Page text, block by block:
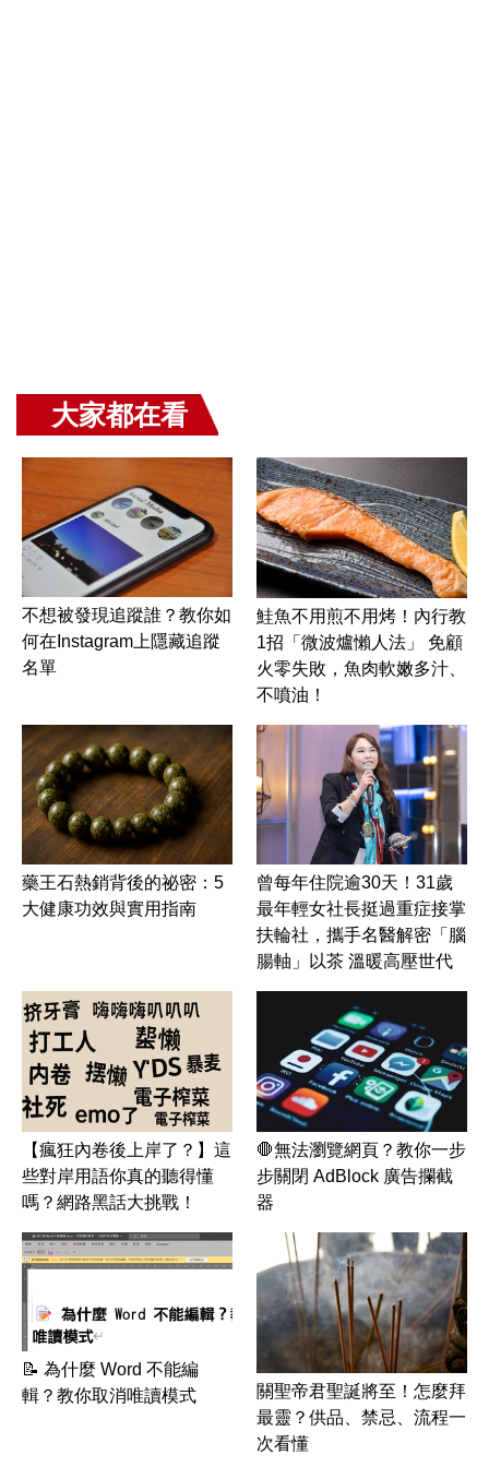
大家都在看
不想被發現追蹤誰？教你如
何在Instagram上隱藏追蹤
名單
鮭魚不用煎不用烤！內行教
1招「微波爐懶人法」 免顧
火零失敗，魚肉軟嫩多汁、
不噴油！
藥王石熱銷背後的祕密：5
大健康功效與實用指南
曾每年住院逾30天！31歲
最年輕女社長挺過重症接掌
扶輪社，攜手名醫解密「腦
腸軸」以茶 溫暖高壓世代
【瘋狂內卷後上岸了？】這
些對岸用語你真的聽得懂
嗎？網路黑話大挑戰！
🛑無法瀏覽網頁？教你一步
步關閉 AdBlock 廣告攔截
器
📝 為什麼 Word 不能編
輯？教你取消唯讀模式
關聖帝君聖誕將至！怎麼拜
最靈？供品、禁忌、流程一
次看懂